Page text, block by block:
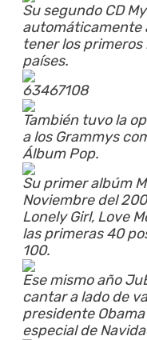
Su segundo CD
automáticamente
tener los
países.
63467108
También tuvo la
a los Grammys
Álbum Pop.
Su primer albúm
Noviembre del
Lonely Girl, Love
las primeras 40
100.
Ese mismo año
cantar a lado de
presidente
especial de